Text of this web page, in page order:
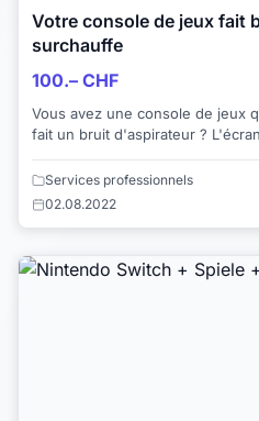
Votre console de jeux fait
surchauffe
100.– CHF
Vous avez une console de jeux
fait un bruit d'aspirateur ? L'écran bloque parfois quelques
Services professionnels
02.08.2022